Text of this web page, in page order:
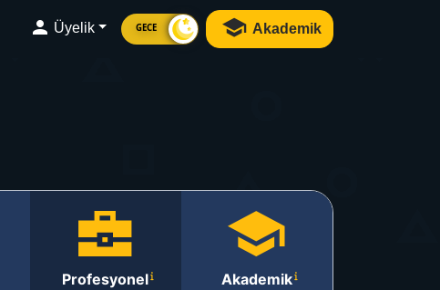
Üyelik GECE Akademik
Profesyonel Akademik